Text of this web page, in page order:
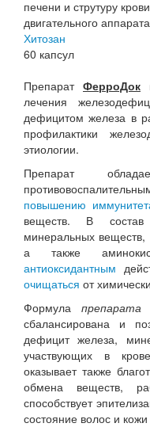
Хитозан
60 капсул
Препарат ФерроДок
лечения
дефицитом железа в
профилактики
этиологии.
Препарат
повышению
веществ. В состав
минеральных
а также
антиоксидантным
очищаться от
Формула
сбалансирована и
дефицит железа,
участвующих в
оказывает также
обмена веществ,
способствует
состояние волос и